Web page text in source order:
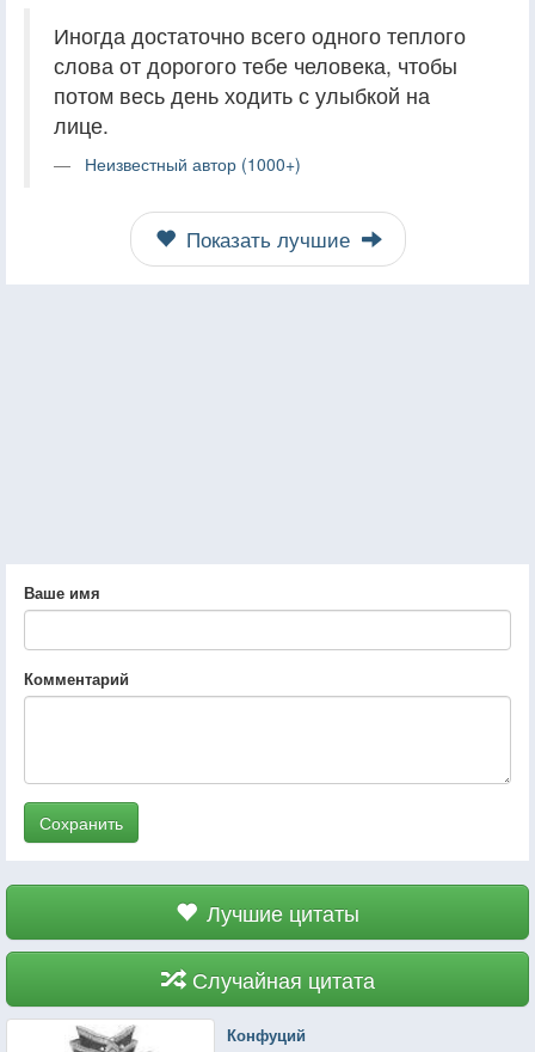
Иногда достаточно всего одного теплого
слова от дорогого тебе человека, чтобы
потом весь день ходить с улыбкой на
лице.
Неизвестный автор (1000+)
Показать лучшие
Ваше имя
Комментарий
Сохранить
Лучшие цитаты
Случайная цитата
Конфуций